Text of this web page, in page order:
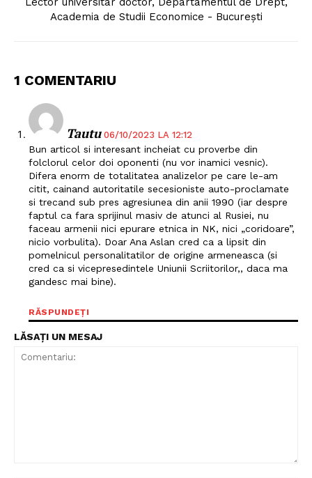
Academia de Studii Economice - Bucureşti
1 COMENTARIU
Tautu 06/10/2023 LA 12:12
Bun articol si interesant incheiat cu proverbe din
folclorul celor doi oponenti (nu vor inamici vesnic).
Difera enorm de totalitatea analizelor pe care le-am
citit, cainand autoritatile secesioniste auto-proclamate
si trecand sub pres agresiunea din anii 1990 (iar despre
faptul ca fara sprijinul masiv de atunci al Rusiei, nu
faceau armenii nici epurare etnica in NK, nici „coridoare”,
nicio vorbulita). Doar Ana Aslan cred ca a lipsit din
pomelnicul personalitatilor de origine armeneasca (si
cred ca si vicepresedintele Uniunii Scriitorilor,, daca ma
gandesc mai bine).
RĂSPUNDEȚI
LĂSAȚI UN MESAJ